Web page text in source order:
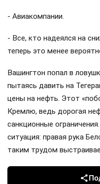
- Авиакомпании.
- Все, кто надеялся на
теперь это менее
Вашингтон попал в
пытаясь давить на
цены на нефть. Этот
Кремлю, ведь дорогая
санкционные
ситуация: правая рука
таким трудом